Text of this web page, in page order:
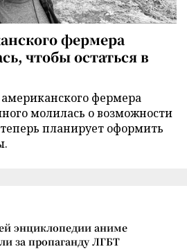
фермера
чтобы остаться в
американского фермера
молилась о возможности
теперь планирует оформить
энциклопедии аниме
за пропаганду ЛГБТ